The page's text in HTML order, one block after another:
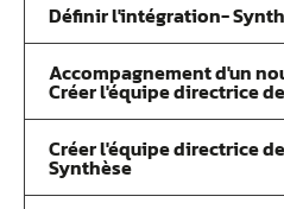
Définir l'intégration-
Accompagnement d'un
Créer l'équipe directrice
Créer l'équipe directrice
Synthèse